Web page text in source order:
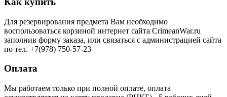
Для резервирования предмета Вам необходимо
воспользоваться корзиной интернет сайта CrimeanWar.ru
заполнив форму заказа, или связаться с администрацией сайта
по тел. +7(978) 750-57-23
Оплата
Мы работаем только при полной оплате, оплата